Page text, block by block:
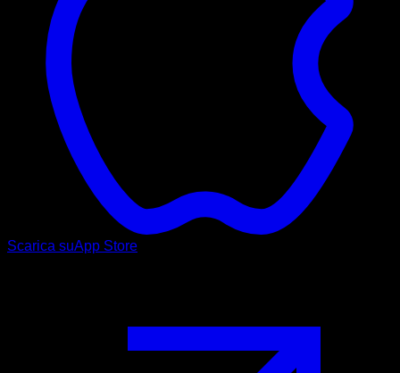
Scarica suApp Store